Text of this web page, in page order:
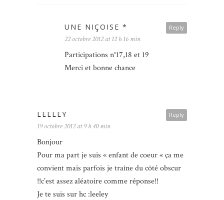
Reply
UNE NIÇOISE *
22 octobre 2012 at 12 h 16 min
Participations n°17,18 et 19
Merci et bonne chance
Reply
LEELEY
19 octobre 2012 at 9 h 40 min
Bonjour
Pour ma part je suis « enfant de coeur « ça me
convient mais parfois je traîne du côté obscur
!!c’est assez aléatoire comme réponse!!
Je te suis sur hc :leeley